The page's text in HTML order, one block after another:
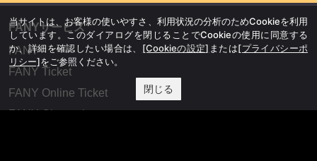
FANYサービス
FANY
FANY Ticket
FANY Online Ticket
FANY Channel
当サイトは、お客様の使いやすさ、利用状況の分析のためCookieを利用
しています。このダイアログを閉じることでCookieの使用に同意する
か、詳細を確認したい場合は、 [Cookieの設定] または[プライバシーポ
リシー]をご参照ください。
閉じる